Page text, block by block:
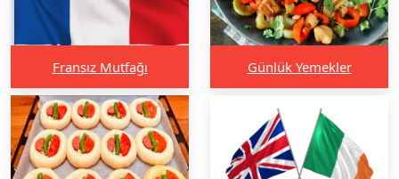
Fransız Mutfağı Günlük Yemekler